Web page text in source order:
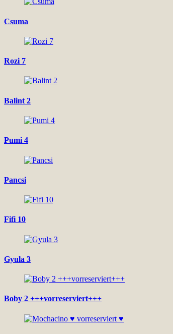
Csuma
Rozi 7
Balint 2
Pumi 4
Pancsi
Fifi 10
Gyula 3
Boby 2 +++vorreserviert+++